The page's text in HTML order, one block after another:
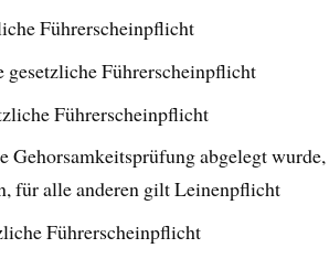
Führerscheinpflicht
gesetzliche Führerscheinpflicht
Führerscheinpflicht
Gehorsamkeitsprüfung abgelegt
für alle anderen gilt Leinenpflicht
Führerscheinpflicht